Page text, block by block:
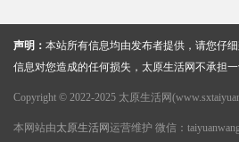
声明： 本站所有信息均由发布者提供，请您仔
信息对您造成的任何损失，太原生活网不承担一
Copyright © 2022-2025 太原生活网
本网站由太原生活网 运营维护 微信：